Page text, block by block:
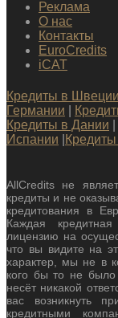
Реклама
О нас
Контакты
EuroCredits
iCAT
Кредиты в Швеции
Германии
Кредиты в Дании
Испании
AllCredits не
кредиты и не
кредитования в
Каждая
лицензию на
что вы видите на
характер, мы не в
кого бы то не было
несёт никакой
вас возникнуть
кредитными